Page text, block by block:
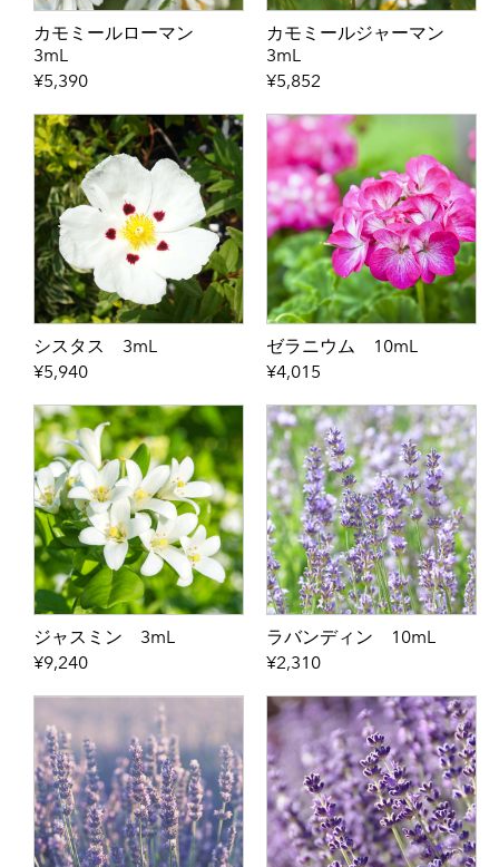
BEST 10
CITRUS
FLORAL
HERB
WOODY
EXOTIC
RESIN
SPICE
■香りの定期便
■グッズ基材
GOODS
BASE
■名入れギフト
■mini aroma kit
カモミールローマン
3mL
¥5,390
カモミールジャーマン
3mL
¥5,852
シスタス 3mL
¥5,940
ゼラニウム 10mL
¥4,015
ジャスミン 3mL
¥9,240
ラバンディン 10mL
¥2,310